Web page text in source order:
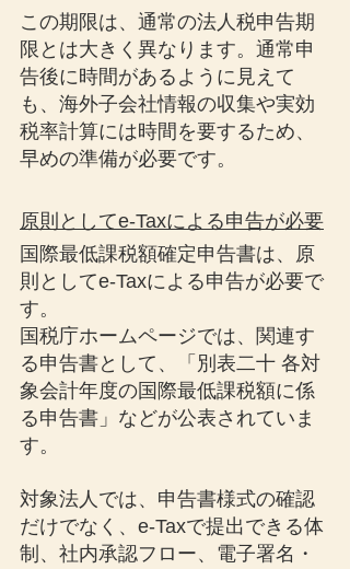
この期限は、通常の法人税申告期
限とは大きく異なります。通常申
告後に時間があるように見えて
も、海外子会社情報の収集や実効
税率計算には時間を要するため、
早めの準備が必要です。
原則としてe-Taxによる申告が必要
国際最低課税額確定申告書は、原
則としてe-Taxによる申告が必要で
す。
国税庁ホームページでは、関連す
る申告書として、「別表二十 各対
象会計年度の国際最低課税額に係
る申告書」などが公表されていま
す。
対象法人では、申告書様式の確認
だけでなく、e-Taxで提出できる体
制、社内承認フロー、電子署名・